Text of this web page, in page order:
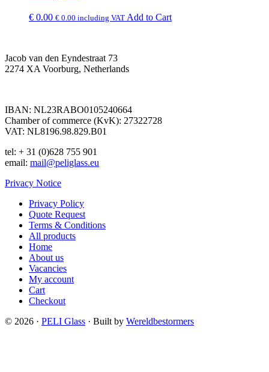
€ 0.00 € 0.00 including VAT Add to Cart
Jacob van den Eyndestraat 73
2274 XA Voorburg, Netherlands
IBAN: NL23RABO0105240664
Chamber of commerce (KvK): 27322728
VAT: NL8196.98.829.B01
tel: + 31 (0)628 755 901
email: mail@peliglass.eu
Privacy Notice
Privacy Policy
Quote Request
Terms & Conditions
All products
Home
About us
Vacancies
My account
Cart
Checkout
© 2026 · PELI Glass · Built by Wereldbestormers